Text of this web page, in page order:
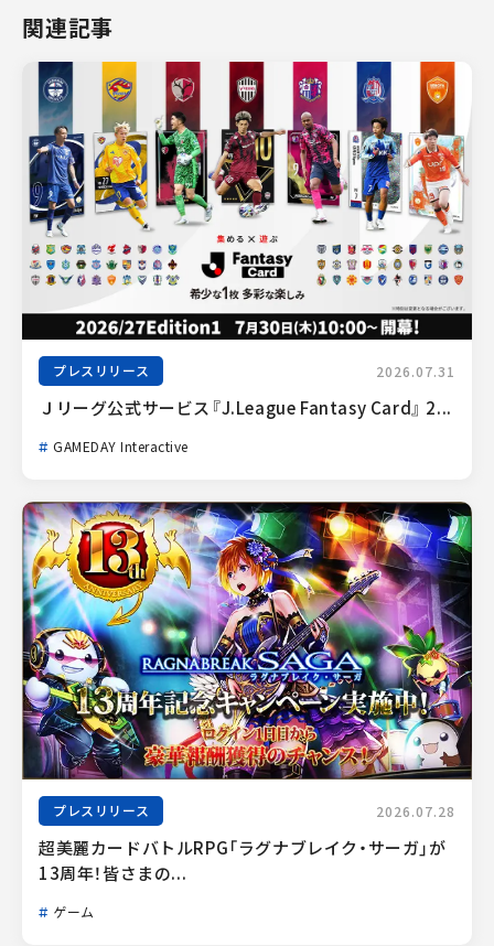
関連記事
プレスリリース 2026.07.31
Ｊリーグ公式サービス『J.League Fantasy Card』 2...
GAMEDAY Interactive
プレスリリース 2026.07.28
超美麗カードバトルRPG「ラグナブレイク・サーガ」が
13周年！皆さまの...
ゲーム